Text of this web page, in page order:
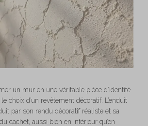
un mur en une véritable pièce d’identité
choix d’un revêtement décoratif. L’enduit
par son rendu décoratif réaliste et sa
cachet, aussi bien en intérieur qu’en